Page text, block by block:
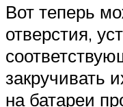
Вот теперь
отверстия,
закручивать
на батареи